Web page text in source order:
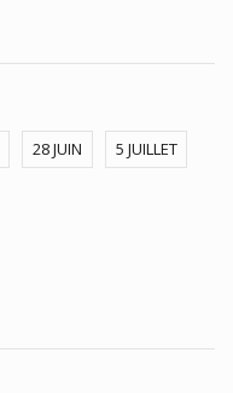
28 JUIN 5 JUILLET